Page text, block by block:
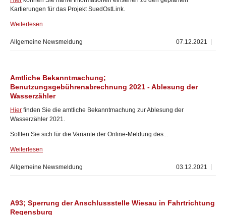
Kartierungen für das Projekt SuedOstLink.
Weiterlesen
07.12.2021
Allgemeine Newsmeldung
Amtliche Bekanntmachung;
Benutzungsgebührenabrechnung 2021 - Ablesung der
Wasserzähler
Hier finden Sie die amtliche Bekanntmachung zur Ablesung der
Wasserzähler 2021.
Sollten Sie sich für die Variante der Online-Meldung des...
Weiterlesen
03.12.2021
Allgemeine Newsmeldung
A93; Sperrung der Anschlussstelle Wiesau in Fahrtrichtung
Regensburg